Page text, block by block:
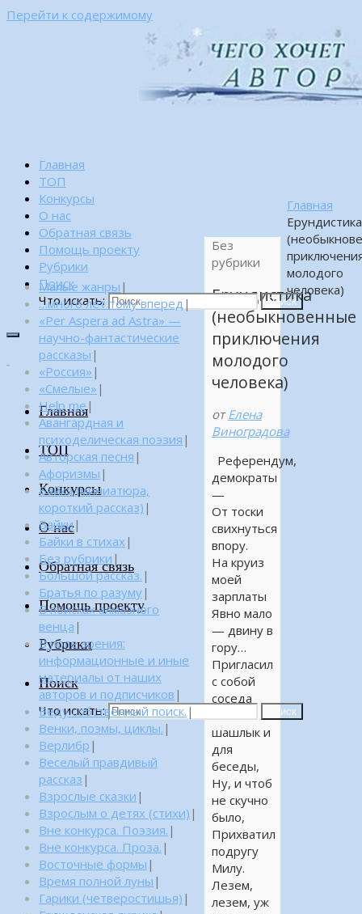
Перейти к содержимому
Главная
ТОП
Конкурсы
О нас
Обратная связь
Помощь проекту
Рубрики
Поиск
Что искать:
Поиск
Главная
ТОП
Конкурсы
О нас
Обратная связь
Помощь проекту
Рубрики
Поиск
Что искать: Поиск
Главная
Ерундистика
молодого
человека)
Без
рубрики
Ерундистика
(необыкновенные
приключения
молодого
человека)
от Елена
Виноградова
Референдум,
демократы
—
От тоски
свихнуться
впору.
На круиз
моей
зарплаты
Явно мало
— двину в
гору…
Пригласил
с собой
соседа
На
шашлык и
для
беседы,
Ну, и чтоб
не скучно
было,
Прихватил
подругу
Милу.
Лезем,
лезем, уж
Малые жанры |
…много лет тому вперед |
«Per Aspera ad Astra» —
научно-фантастические
рассказы |
«Россия» |
«Смелые» |
Help me|
Авангардная и
психоделическая поэзия |
Авторская песня |
Афоризмы |
Байка (миниатюра,
короткий рассказ) |
Байки|
Байки в стихах |
Без рубрики |
Большой рассказ. |
Братья по разуму|
В поисках алмазного
венца |
В поле зрения:
информационные и иные
материалы от наших
авторов и подписчиков |
Веду собственный поиск. |
Венки, поэмы, циклы. |
Верлибр |
Веселый правдивый
рассказ |
Взрослые сказки |
Взрослым о детях (стихи) |
Вне конкурса. Поэзия. |
Вне конкурса. Проза. |
Восточные формы |
Время полной луны |
Гарики (четверостишья) |